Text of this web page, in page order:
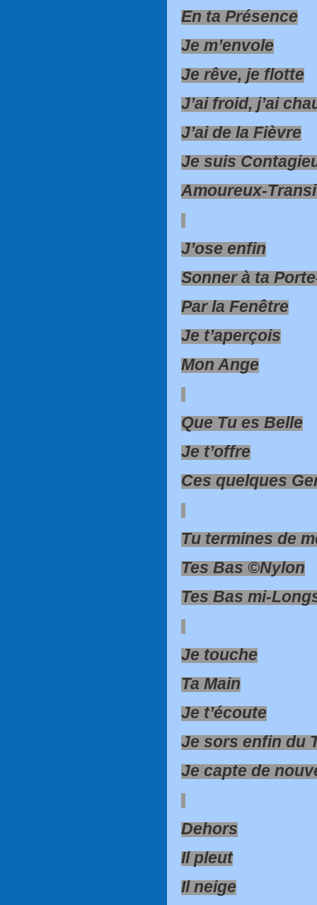
En ta Présence
Je m’envole
Je rêve, je flotte
J’ai froid, j’ai
J’ai de la Fièvre
Je suis
Amoureux-
J’ose enfin
Sonner à ta
Par la Fenêtre
Je t’aperçois
Mon Ange
Que Tu es Belle
Je t’offre
Ces quelques
Tu termines de
Tes Bas ©Nylon
Tes Bas mi-
Je touche
Ta Main
Je t’écoute
Je sors enfin du
Je capte de
Dehors
Il pleut
Il neige